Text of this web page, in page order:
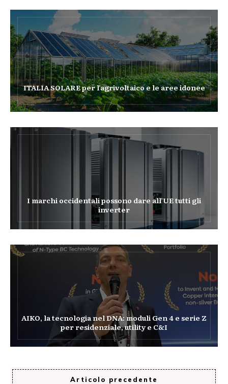
ITALIA SOLARE per l’agrivoltaico e le aree idonee
I marchi occidentali possono dare all’UE tutti gli
inverter
AIKO, la tecnologia nel DNA: moduli Gen 4 e serie Z
per residenziale, utility e C&I
Articolo precedente